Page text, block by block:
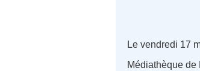
Le vendredi 17
Médiathèque